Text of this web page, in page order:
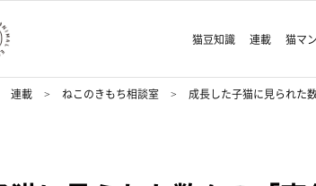
猫豆知識 連載 猫マ
連載 ねこのきもち相談室 成長した子猫に見られた